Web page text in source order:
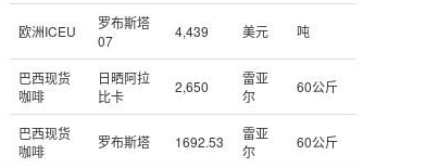
欧洲ICEU
罗布斯塔
07
4,439 美元 吨
巴西现货
咖啡
日晒阿拉
比卡
2,650
雷亚
尔
60公斤
巴西现货
咖啡
罗布斯塔 1692.53
雷亚
尔
60公斤